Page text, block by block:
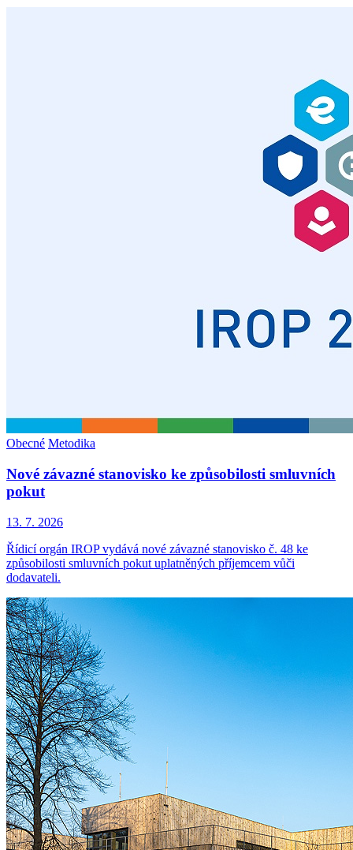
Obecné Metodika
Nové závazné stanovisko ke způsobilosti smluvních
pokut
13. 7. 2026
Řídicí orgán IROP vydává nové závazné stanovisko č. 48 ke
způsobilosti smluvních pokut uplatněných příjemcem vůči
dodavateli.